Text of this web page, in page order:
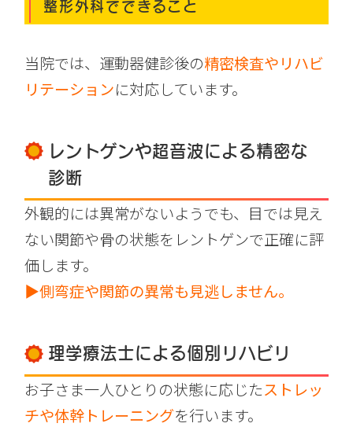
整形外科でできること
当院では、運動器健診後の精密検査やリハビ
リテーションに対応しています。
レントゲンや超音波による精密な
診断
外観的には異常がないようでも、目では見え
ない関節や骨の状態をレントゲンで正確に評
価します。
▶側弯症や関節の異常も見逃しません。
理学療法士による個別リハビリ
お子さま一人ひとりの状態に応じたストレッ
チや体幹トレーニングを行います。